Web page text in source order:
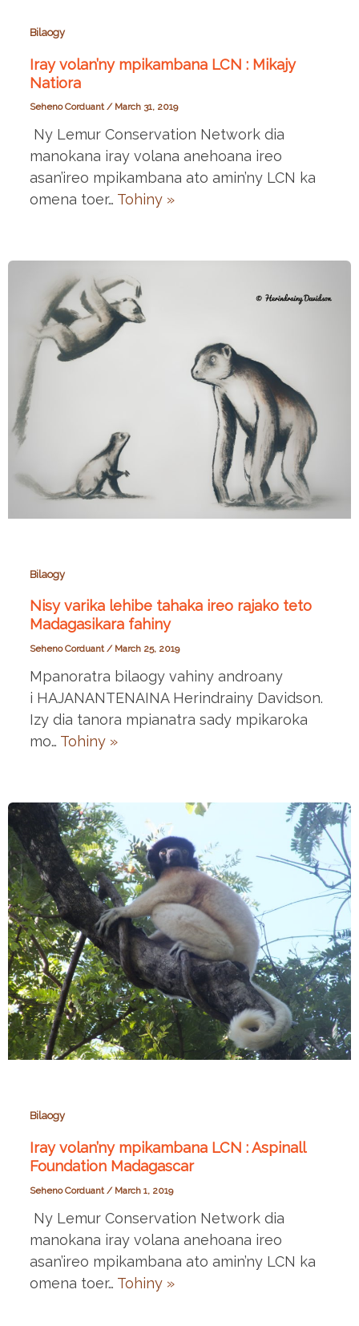
Bilaogy
Iray volan’ny mpikambana LCN : Mikajy
Natiora
Seheno Corduant/ March 31, 2019
Ny Lemur Conservation Network dia
manokana iray volana anehoana ireo
asan’ireo mpikambana ato amin’ny LCN ka
omena toer… Tohiny »
Bilaogy
Nisy varika lehibe tahaka ireo rajako teto
Madagasikara fahiny
Seheno Corduant/ March 25, 2019
Mpanoratra bilaogy vahiny androany
i HAJANANTENAINA Herindrainy Davidson.
Izy dia tanora mpianatra sady mpikaroka
mo… Tohiny »
Bilaogy
Iray volan’ny mpikambana LCN : Aspinall
Foundation Madagascar
Seheno Corduant / March 1, 2019
Ny Lemur Conservation Network dia
manokana iray volana anehoana ireo
asan’ireo mpikambana ato amin’ny LCN ka
omena toer… Tohiny »